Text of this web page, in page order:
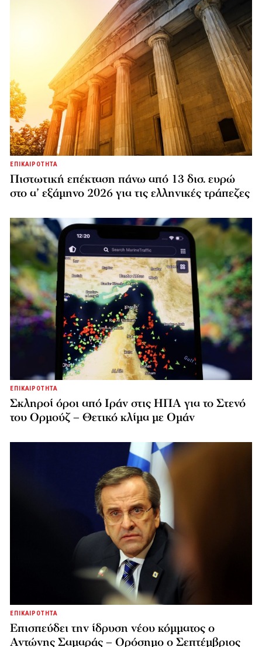
ΕΠΙΚΑΙΡΟΤΗΤΑ
Πιστωτική επέκταση πάνω από 13 δισ. ευρώ
στο α’ εξάμηνο 2026 για τις ελληνικές τράπεζες
ΕΠΙΚΑΙΡΟΤΗΤΑ
Σκληροί όροι από Ιράν στις ΗΠΑ για το Στενό
του Ορμούζ – Θετικό κλίμα με Ομάν
ΕΠΙΚΑΙΡΟΤΗΤΑ
Επισπεύδει την ίδρυση νέου κόμματος o
Αντώνης Σαμαράς – Ορόσημο ο Σεπτέμβριος